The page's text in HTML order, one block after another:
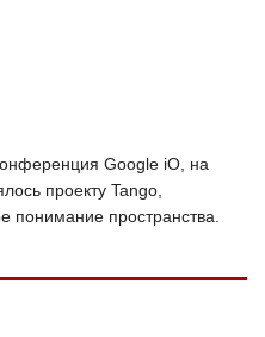
Google iO, на
проекту Tango,
понимание пространства.